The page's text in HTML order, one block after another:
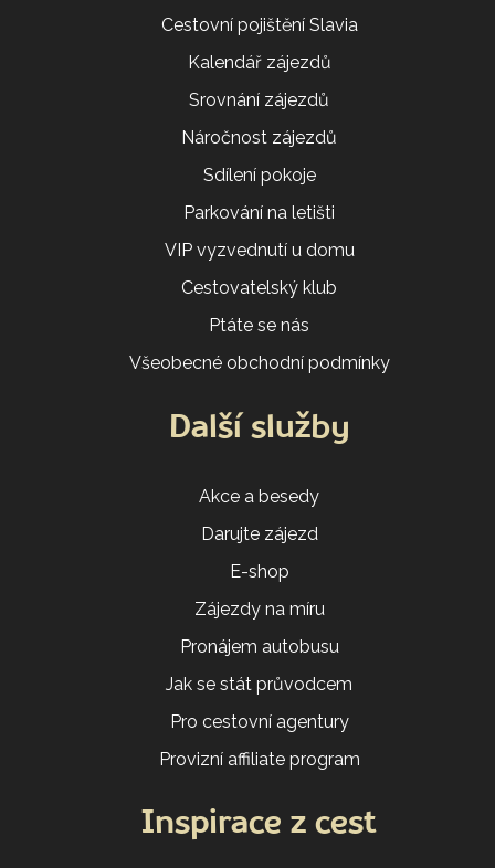
Cestovní pojištění Slavia
Kalendář zájezdů
Srovnání zájezdů
Náročnost zájezdů
Sdílení pokoje
Parkování na letišti
VIP vyzvednutí u domu
Cestovatelský klub
Ptáte se nás
Všeobecné obchodní podmínky
Další služby
Akce a besedy
Darujte zájezd
E-shop
Zájezdy na míru
Pronájem autobusu
Jak se stát průvodcem
Pro cestovní agentury
Provizní affiliate program
Inspirace z cest